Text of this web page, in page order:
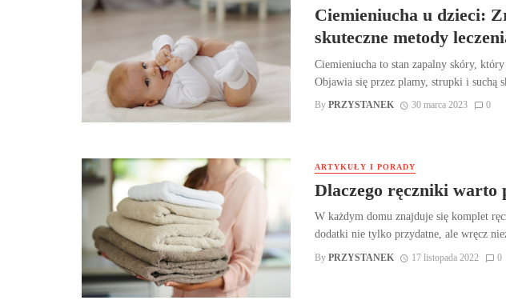
Ciemieniucha u dzieci:
skuteczne metody
Ciemieniucha to stan zapalny skóry,
Objawia się przez plamy, strupki i suchą
By PRZYSTANEK 30 marca 2023 0
ARTYKUŁY I PORADY
Dlaczego ręczniki warto
W każdym domu znajduje się komplet
dodatki nie tylko przydatne, ale wręcz
By PRZYSTANEK 17 listopada 2022 0